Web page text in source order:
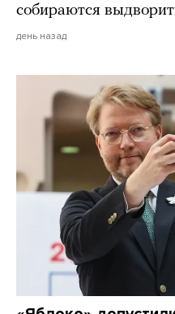
собираются
день назад